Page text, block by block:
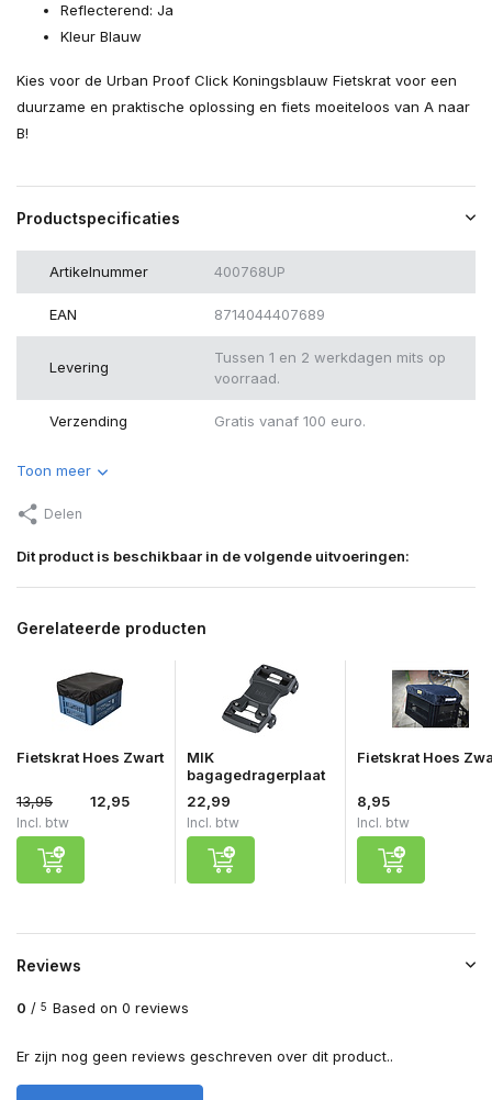
Reflecterend: Ja
Kleur Blauw
Kies voor de Urban Proof Click Koningsblauw Fietskrat voor een
duurzame en praktische oplossing en fiets moeiteloos van A naar
B!
Productspecificaties
Artikelnummer 400768UP
EAN 8714044407689
Levering
Tussen 1 en 2 werkdagen mits op
voorraad.
Verzending Gratis vanaf 100 euro.
Toon meer
Delen
Dit product is beschikbaar in de volgende uitvoeringen:
Gerelateerde producten
Fietskrat Hoes Zwart
13,95 12,95
Incl. btw
MIK
bagagedragerplaat
22,99
Incl. btw
Fietskrat Hoes
8,95
Incl. btw
Reviews
0 / 5 Based on 0 reviews
Er zijn nog geen reviews geschreven over dit product..